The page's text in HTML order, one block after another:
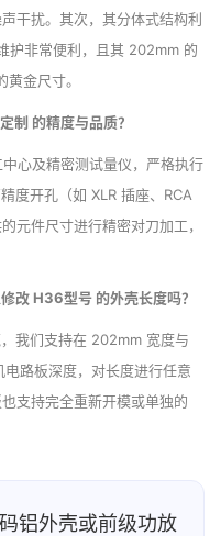
干扰。其次，其分体式结构利
护非常便利，且其 202mm 的
金尺寸。
制 的精度与品质？
心及精密测试量仪，严格执行
度开孔（如 XLR 插座、RCA
元件尺寸进行精密对刀加工，
改 H36型号 的外壳长度吗？
我们支持在 202mm 宽度与
路板深度，对长度进行任意
支持完全重新开模或单独的
铝外壳或前级功放